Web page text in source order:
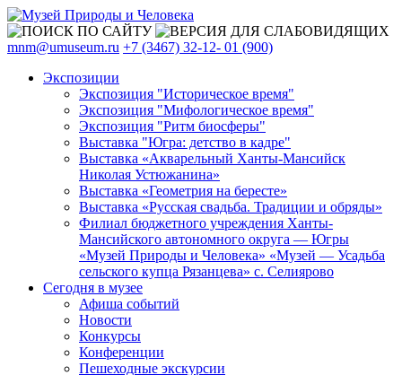
mnm@umuseum.ru +7 (3467) 32-12- 01 (900)
Экспозиции
Экспозиция "Историческое время"
Экспозиция "Мифологическое время"
Экспозиция "Ритм биосферы"
Выставка "Югра: детство в кадре"
Выставка «Акварельный Ханты-Мансийск
Николая Устюжанина»
Выставка «Геометрия на бересте»
Выставка «Русская свадьба. Традиции и обряды»
Филиал бюджетного учреждения Ханты-
Мансийского автономного округа — Югры
«Музей Природы и Человека» «Музей — Усадьба
сельского купца Рязанцева» с. Селиярово
Сегодня в музее
Афиша событий
Новости
Конкурсы
Конференции
Пешеходные экскурсии